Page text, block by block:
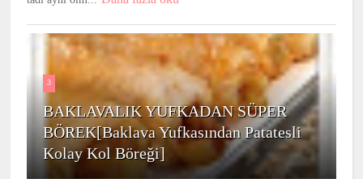
3
BAKLAVALIK YUFKADAN SÜPER
BÖREK[Baklava Yufkasından Patatesli
Kolay Kol Böreği]